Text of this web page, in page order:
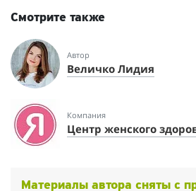
Смотрите также
Автор
Величко Лидия
Компания
Центр женского
Материалы автора сняты с